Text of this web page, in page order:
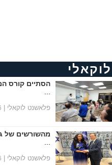
לוקאלי
הסתיים קורס
פלאשנט לוקאלי |
מהשורשים של
פלאשנט לוקאלי |